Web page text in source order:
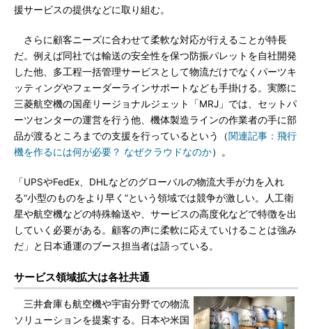
援サービスの提供などに取り組む。
さらに顧客ニーズに合わせて柔軟な対応が行えることが特長
だ。例えば同社では輸送の安全性を保つ防振パレットを自社開発
した他、多工程一括管理サービスとして物流だけでなくパーツキ
ッティングやフェーダーラインサポートなども手掛ける。実際に
三菱航空機の国産リージョナルジェット「MRJ」では、セットパ
ーツセンターの運営を行う他、機体製造ラインの作業者の手に部
品が渡るところまでの支援を行っているという（関連記事：飛行
機を作るには何が必要？ なぜクラウドなのか）。
「UPSやFedEx、DHLなどのグローバルの物流大手が力を入れ
る“小型のものをより早く”という領域では競争が激しい。人工衛
星や航空機などの特殊輸送や、サービスの高度化などで特徴を出
していく必要がある。顧客の声に柔軟に応えていけることは強み
だ」と日本通運のブース担当者は語っている。
サービス領域拡大は各社共通
三井倉庫も航空機や宇宙分野での物流
ソリューションを提案する。日本や米国